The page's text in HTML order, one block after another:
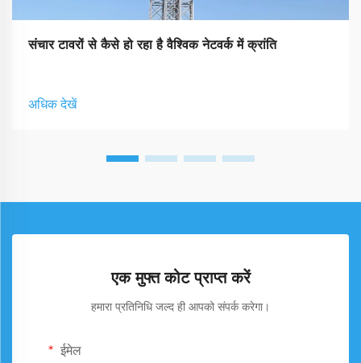
संचार टावरों से कैसे हो रहा है वैश्विक नेटवर्क में क्रांति
अधिक देखें
एक मुफ्त कोट प्राप्त करें
हमारा प्रतिनिधि जल्द ही आपको संपर्क करेगा।
ईमेल